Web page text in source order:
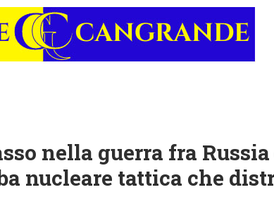
nella guerra fra
nucleare tattica che